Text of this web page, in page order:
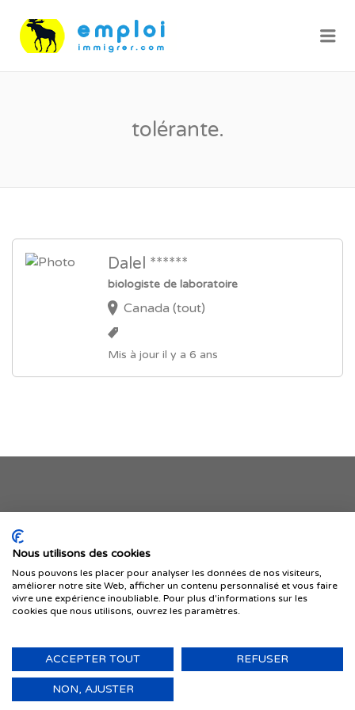
tolérante.
Dalel ******
biologiste de laboratoire
Canada (tout)
Mis à jour il y a 6 ans
Je publie mon offre
© 1999-2026 IMMIGRER.COM INC. — TOUS DROITS RÉSERVÉS
Nous utilisons des cookies
Nous pouvons les placer pour analyser les données de nos visiteurs,
améliorer notre site Web, afficher un contenu personnalisé et vous faire
vivre une expérience inoubliable. Pour plus d'informations sur les
cookies que nous utilisons, ouvrez les paramètres.
ACCEPTER TOUT REFUSER
NON, AJUSTER